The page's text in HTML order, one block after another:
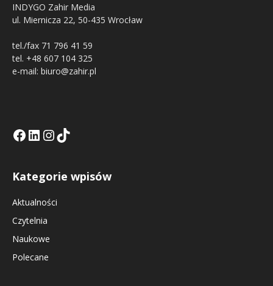
INDYGO Zahir Media
ul. Miernicza 22, 50-435 Wrocław
tel./fax 71 796 41 59
tel. +48 607 104 325
e-mail: biuro@zahir.pl
Facebook
LinkedIn
Tik Tok KEInstagramm KE
Kategorie wpisów
Aktualności
Czytelnia
Naukowe
Polecane